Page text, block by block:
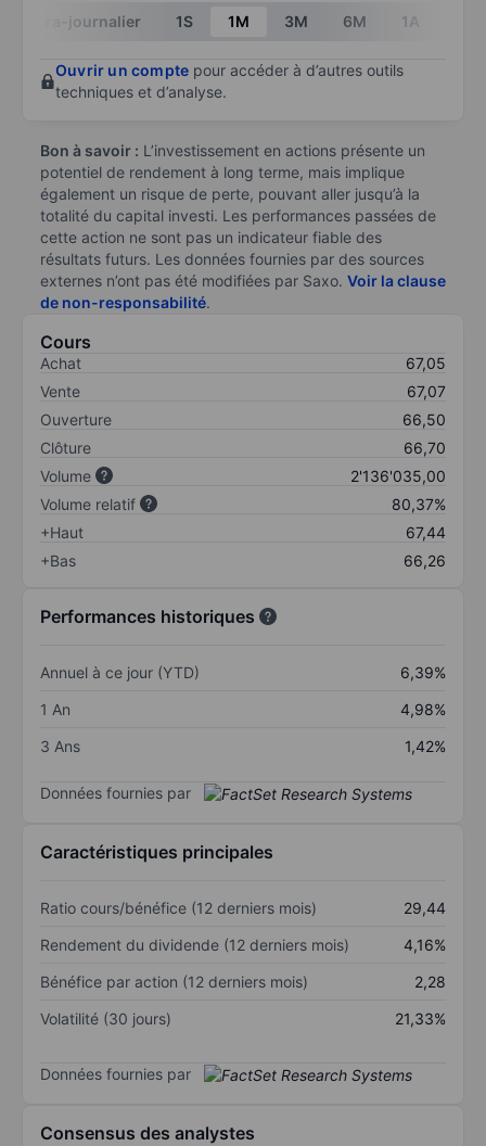
End of interactive chart.
Intra-journalier 1S 1M 3M 6M 1A
Ouvrir un compte pour accéder à d’autres outils
techniques et d’analyse.
Bon à savoir : L’investissement en actions présente un
potentiel de rendement à long terme, mais implique
également un risque de perte, pouvant aller jusqu’à la
totalité du capital investi. Les performances passées de
cette action ne sont pas un indicateur fiable des
résultats futurs. Les données fournies par des sources
externes n’ont pas été modifiées par Saxo. Voir la clause
de non-responsabilité.
Cours
Achat
67,05
Vente
67,07
Ouverture
66,50
Clôture
66,70
Volume
2'136'035,00
Volume relatif
80,37%
+Haut
67,44
+Bas
66,26
Performances historiques
Annuel à ce jour (YTD)
6,39%
1 An
4,98%
3 Ans
1,42%
Données fournies par
Caractéristiques principales
Ratio cours/bénéfice (12 derniers mois)
29,44
Rendement du dividende (12 derniers mois)
4,16%
Bénéfice par action (12 derniers mois)
2,28
Volatilité (30 jours)
21,33%
Données fournies par
Consensus des analystes